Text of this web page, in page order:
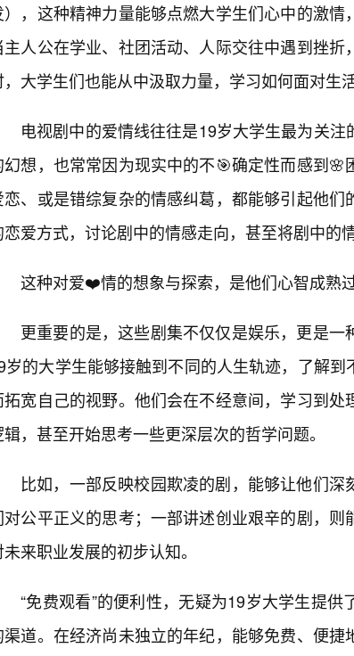
），这种精神力量能够点燃大学生们心中的激情
主人公在学业、社团活动、人际交往中遇到挫
，大学生们也能从中汲取力量，学习如何面对生
电视剧中的爱情线往往是19岁大学生最为关
幻想，也常常因为现实中的不🎯确定性而感到
恋、或是错综复杂的情感纠葛，都能够引起他
恋爱方式，讨论剧中的情感走向，甚至将剧中的
这种对爱❤️情的想象与探索，是他们心智成熟
更重要的是，这些剧集不仅仅是娱乐，更是一
岁的大学生能够接触到不同的人生轨迹，了解
拓宽自己的视野。他们会在不经意间，学习到
，甚至开始思考一些更深层次的哲学问题。
比如，一部反映校园欺凌的剧，能够让他们
对公平正义的思考；一部讲述创业艰辛的剧，
未来职业发展的初步认知。
“免费观看”的便利性，无疑为19岁大学生提
渠道。在经济尚未独立的年纪，能够免费、便